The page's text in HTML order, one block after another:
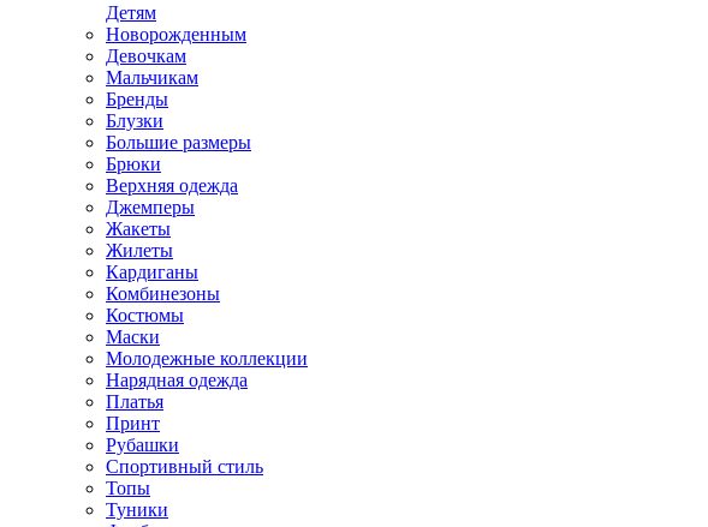
Детям
Новорожденным
Девочкам
Мальчикам
Бренды
Блузки
Большие размеры
Брюки
Верхняя одежда
Джемперы
Жакеты
Жилеты
Кардиганы
Комбинезоны
Костюмы
Маски
Молодежные коллекции
Нарядная одежда
Платья
Принт
Рубашки
Спортивный стиль
Топы
Туники